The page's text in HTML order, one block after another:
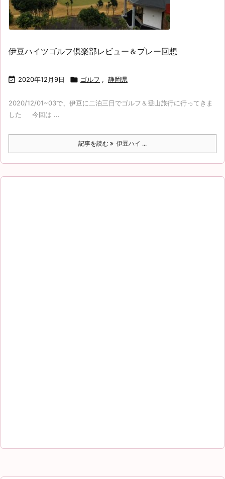
伊豆ハイツゴルフ倶楽部レビュー＆プレー回想
 2020年12月9日  ゴルフ , 静岡県
2020/12/01~03で、伊豆に二泊三日でゴルフ＆登山旅行に行ってきま
した 今回は ...
記事を読む 伊豆ハイ ...